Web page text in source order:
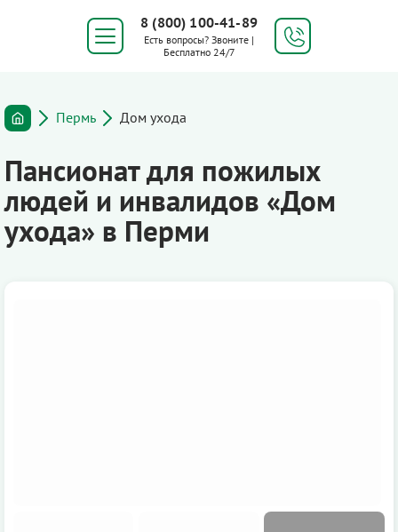
8 (800) 100-41-89
Есть вопросы? Звоните |
Бесплатно 24/7
Пермь Дом ухода
Пансионат для пожилых
людей и инвалидов «Дом
ухода» в Перми